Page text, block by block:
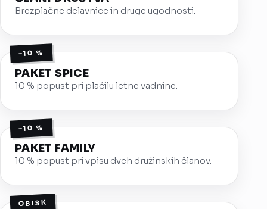
Brezplačne delavnice in druge ugodnosti.
−10 %
PAKET SPICE
10 % popust pri plačilu letne vadnine.
−10 %
PAKET FAMILY
10 % popust pri vpisu dveh družinskih članov.
OBISK